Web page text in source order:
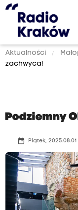
Aktualności
zachwyca!
Podziemny
date_range Piątek, 2025.08.01